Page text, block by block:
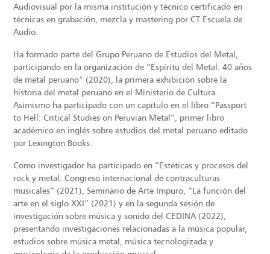
Audiovisual por la misma institución y técnico certificado en
técnicas en grabación, mezcla y mastering por CT Escuela de
Audio.
Ha formado parte del Grupo Peruano de Estudios del Metal,
participando en la organización de “Espíritu del Metal: 40 años
de metal peruano” (2020), la primera exhibición sobre la
historia del metal peruano en el Ministerio de Cultura.
Asimismo ha participado con un capítulo en el libro “Passport
to Hell: Critical Studies on Peruvian Metal”, primer libro
académico en inglés sobre estudios del metal peruano editado
por Lexington Books.
Como investigador ha participado en “Estéticas y procesos del
rock y metal: Congreso internacional de contraculturas
musicales” (2021), Seminario de Arte Impuro, “La función del
arte en el siglo XXI” (2021) y en la segunda sesión de
investigación sobre música y sonido del CEDINA (2022),
presentando investigaciones relacionadas a la música popular,
estudios sobre música metal, música tecnologizada y